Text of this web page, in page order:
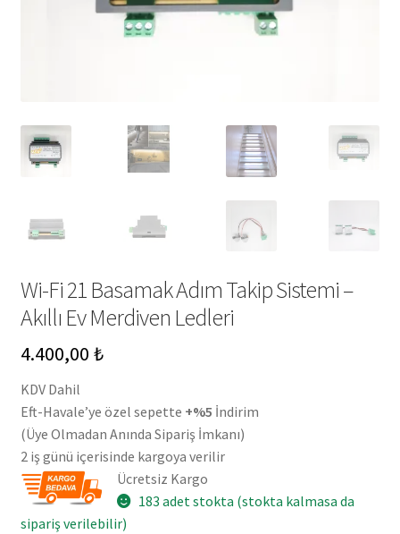
Wi-Fi 21 Basamak Adım Takip Sistemi –
Akıllı Ev Merdiven Ledleri
4.400,00 ₺
KDV Dahil
Eft-Havale’ye özel sepette +%5 İndirim
(Üye Olmadan Anında Sipariş İmkanı)
2 iş günü içerisinde kargoya verilir
Ücretsiz Kargo
183 adet stokta (stokta kalmasa da
sipariş verilebilir)